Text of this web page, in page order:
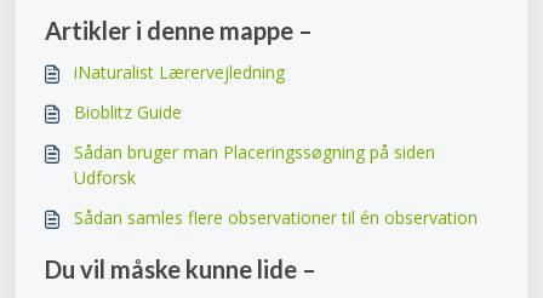
Artikler i denne mappe –
iNaturalist Lærervejledning
Bioblitz Guide
Sådan bruger man Placeringssøgning på siden
Udforsk
Sådan samles flere observationer til én observation
Du vil måske kunne lide –